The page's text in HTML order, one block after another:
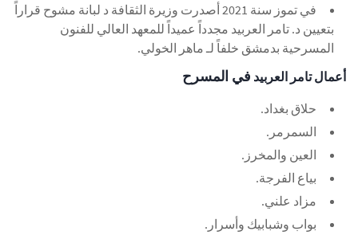
في تموز سنة 2021 أصدرت وزيرة الثقافة د لبانة مشوح قراراً
بتعيين د. تامر العربيد مجدداً عميداً للمعهد العالي للفنون
المسرحية بدمشق خلفاً لـ ماهر الخولي.
أعمال تامر العربيد في المسرح
حلاق بغداد.
السمرمر.
العين والمخرز.
بياع الفرجة.
مزاد علني.
بواب وشبابيك وأسرار.